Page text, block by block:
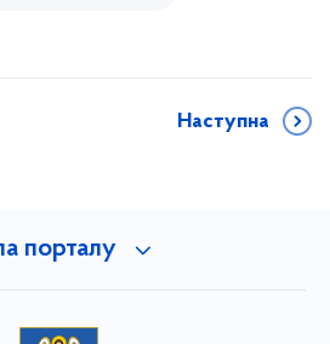
Наступна
порталу